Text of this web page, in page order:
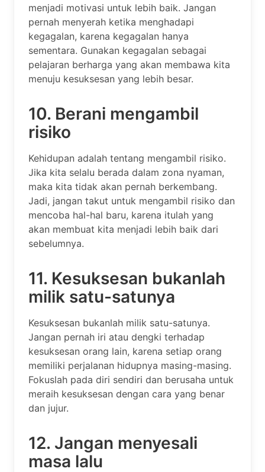
menjadi motivasi untuk lebih baik. Jangan
pernah menyerah ketika menghadapi
kegagalan, karena kegagalan hanya
sementara. Gunakan kegagalan sebagai
pelajaran berharga yang akan membawa kita
menuju kesuksesan yang lebih besar.
10. Berani mengambil
risiko
Kehidupan adalah tentang mengambil risiko.
Jika kita selalu berada dalam zona nyaman,
maka kita tidak akan pernah berkembang.
Jadi, jangan takut untuk mengambil risiko dan
mencoba hal-hal baru, karena itulah yang
akan membuat kita menjadi lebih baik dari
sebelumnya.
11. Kesuksesan bukanlah
milik satu-satunya
Kesuksesan bukanlah milik satu-satunya.
Jangan pernah iri atau dengki terhadap
kesuksesan orang lain, karena setiap orang
memiliki perjalanan hidupnya masing-masing.
Fokuslah pada diri sendiri dan berusaha untuk
meraih kesuksesan dengan cara yang benar
dan jujur.
12. Jangan menyesali
masa lalu